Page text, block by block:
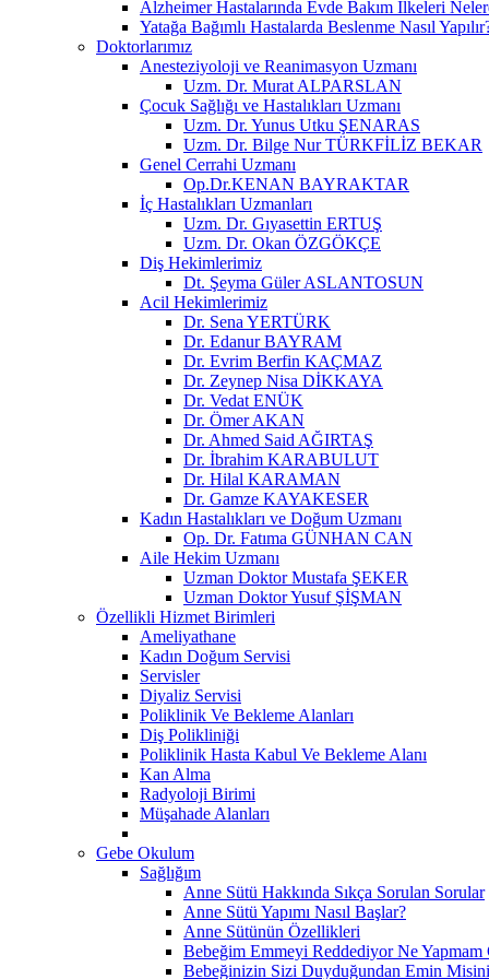
Alzheimer Hastalarında Evde Bakım İlkeleri
Yatağa Bağımlı Hastalarda Beslenme Nasıl
Doktorlarımız
Anesteziyoloji ve Reanimasyon Uzmanı
Uzm. Dr. Murat ALPARSLAN
Çocuk Sağlığı ve Hastalıkları Uzmanı
Uzm. Dr. Yunus Utku ŞENARAS
Uzm. Dr. Bilge Nur TÜRKFİLİZ BEKAR
Genel Cerrahi Uzmanı
Op.Dr.KENAN BAYRAKTAR
İç Hastalıkları Uzmanları
Uzm. Dr. Gıyasettin ERTUŞ
Uzm. Dr. Okan ÖZGÖKÇE
Diş Hekimlerimiz
Dt. Şeyma Güler ASLANTOSUN
Acil Hekimlerimiz
Dr. Sena YERTÜRK
Dr. Edanur BAYRAM
Dr. Evrim Berfin KAÇMAZ
Dr. Zeynep Nisa DİKKAYA
Dr. Vedat ENÜK
Dr. Ömer AKAN
Dr. Ahmed Said AĞIRTAŞ
Dr. İbrahim KARABULUT
Dr. Hilal KARAMAN
Dr. Gamze KAYAKESER
Kadın Hastalıkları ve Doğum Uzmanı
Op. Dr. Fatıma GÜNHAN CAN
Aile Hekim Uzmanı
Uzman Doktor Mustafa ŞEKER
Uzman Doktor Yusuf ŞİŞMAN
Özellikli Hizmet Birimleri
Ameliyathane
Kadın Doğum Servisi
Servisler
Diyaliz Servisi
Poliklinik Ve Bekleme Alanları
Diş Polikliniği
Poliklinik Hasta Kabul Ve Bekleme Alanı
Kan Alma
Radyoloji Birimi
Müşahade Alanları
Gebe Okulum
Sağlığım
Anne Sütü Hakkında Sıkça Sorulan Sorular
Anne Sütü Yapımı Nasıl Başlar?
Anne Sütünün Özellikleri
Bebeğim Emmeyi Reddediyor Ne Yapmam
Bebeğinizin Sizi Duyduğundan Emin